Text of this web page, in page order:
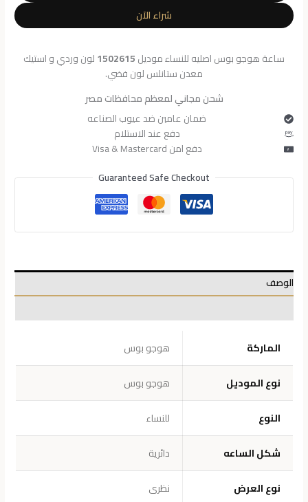
للنساء
1502615
شراء الآن
ساعة هوجو بوس اصليه للنساء موديل1502615لون وردي و استيك
معدن ستانلس لون فضي.
شحن مجاني لمعظم محافظات مصر
ضمان عامين ضد عيوب الصناعه
دفع عند الاستلام
دفع امن Visa & Mastercard
Guaranteed Safe Checkout
الوصف
الماركة
هوجو بوس
نوع الموديل
هوجو بوس
النوع
للنساء
شكل الساعه
دائرية
نوع العرض
نظرى